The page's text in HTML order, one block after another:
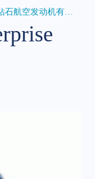
航空发动机有限公司